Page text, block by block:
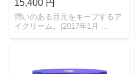
15,400 円
潤いのある目元をキープするア
イクリーム。(2017年1月 ...